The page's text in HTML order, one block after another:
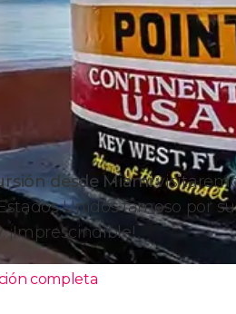
desde Miami
Unidos famoso por
. ¡Imprescindible!
completa